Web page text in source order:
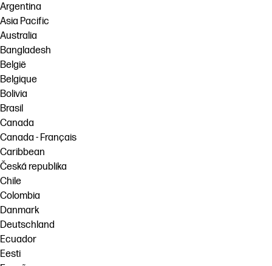
Argentina
Asia Pacific
Australia
Bangladesh
België
Belgique
Bolivia
Brasil
Canada
Canada - Français
Caribbean
Česká republika
Chile
Colombia
Danmark
Deutschland
Ecuador
Eesti